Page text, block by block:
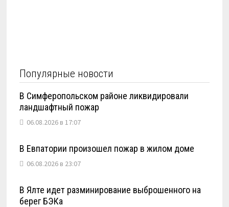
Популярные новости
В Симферопольском районе ликвидировали
ландшафтный пожар
06.08.2026 в 17:07
В Евпатории произошел пожар в жилом доме
06.08.2026 в 23:07
В Ялте идет разминирование выброшенного на
берег БЭКа